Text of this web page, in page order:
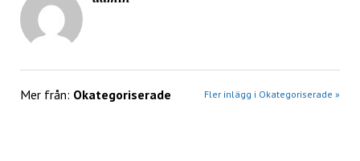
Mer från: Okategoriserade Fler inlägg i Okategoriserade »